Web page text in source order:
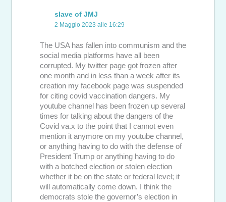
slave of JMJ
2 Maggio 2023 alle 16:29
The USA has fallen into communism and the
social media platforms have all been
corrupted. My twitter page got frozen after
one month and in less than a week after its
creation my facebook page was suspended
for citing covid vaccination dangers. My
youtube channel has been frozen up several
times for talking about the dangers of the
Covid va.x to the point that I cannot even
mention it anymore on my youtube channel,
or anything having to do with the defense of
President Trump or anything having to do
with a botched election or stolen election
whether it be on the state or federal level; it
will automatically come down. I think the
democrats stole the governor’s election in